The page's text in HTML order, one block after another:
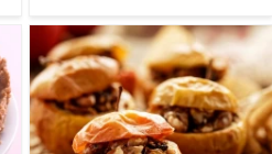
ללקק את האצבעות!